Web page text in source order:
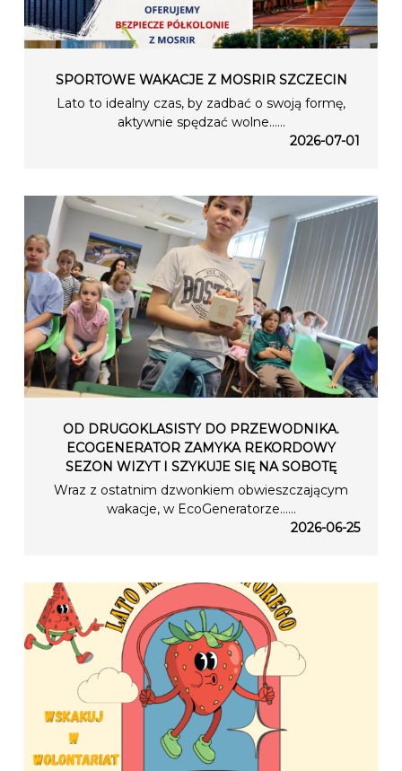
SPORTOWE WAKACJE Z MOSRIR SZCZECIN
Lato to idealny czas, by zadbać o swoją formę,
aktywnie spędzać wolne…...
2026-07-01
OD DRUGOKLASISTY DO PRZEWODNIKA.
ECOGENERATOR ZAMYKA REKORDOWY
SEZON WIZYT I SZYKUJE SIĘ NA SOBOTĘ
Wraz z ostatnim dzwonkiem obwieszczającym
wakacje, w EcoGeneratorze…...
2026-06-25